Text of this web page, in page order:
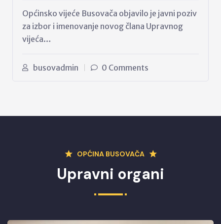
Općinsko vijeće Busovača objavilo je javni poziv
za izbor i imenovanje novog člana Upravnog
vijeća…
busovadmin 0 Comments
OPĆINA BUSOVAČA
Upravni organi